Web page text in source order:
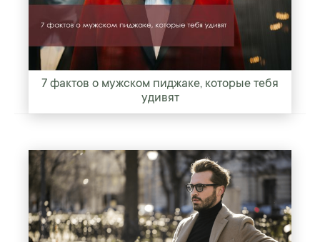
7 фактов о мужском пиджаке, которые тебя
удивят